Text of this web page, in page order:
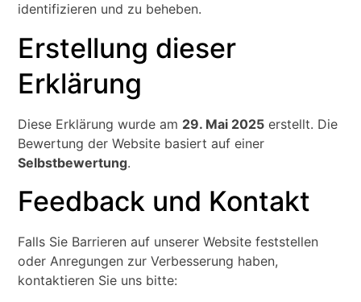
identifizieren und zu beheben.
Erstellung dieser
Erklärung
Diese Erklärung wurde am 29. Mai 2025 erstellt. Die
Bewertung der Website basiert auf einer
Selbstbewertung.
Feedback und Kontakt
Falls Sie Barrieren auf unserer Website feststellen
oder Anregungen zur Verbesserung haben,
kontaktieren Sie uns bitte: